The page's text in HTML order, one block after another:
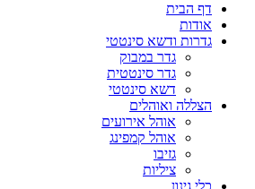
דף הבית
אודות
גדרות ודשא סינטטי
גדר במבוק
גדר סינטטית
דשא סינטטי
הצללה ואוהלים
אוהל אירועים
אוהל קמפינג
גזיבו
ציליות